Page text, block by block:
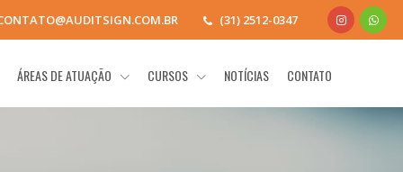
(31) 2512-0347
ÁREAS DE ATUAÇÃO CURSOS NOTÍCIAS CONTATO